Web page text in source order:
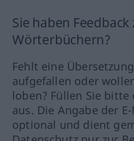
Sie haben
Wörterbüchern?
Fehlt eine
aufgefallen oder
loben? Füllen Sie bitte
aus. Die Angabe der
optional und dient